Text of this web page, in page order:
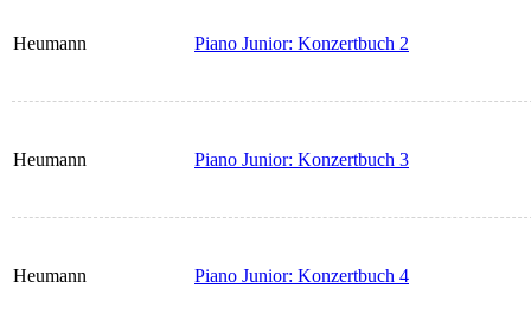
Heumann Piano Junior: Konzertbuch 2
Heumann Piano Junior: Konzertbuch 3
Heumann Piano Junior: Konzertbuch 4